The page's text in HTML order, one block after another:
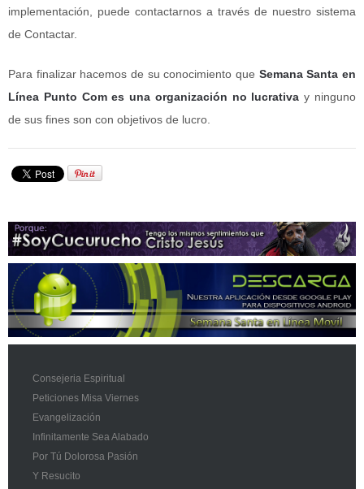
implementación, puede contactarnos a través de nuestro sistema
de Contactar.
Para finalizar hacemos de su conocimiento que Semana Santa en
Línea Punto Com es una organización no lucrativa y ninguno
de sus fines son con objetivos de lucro.
Consejeria Espiritual
Peticiones Misa Viernes
Evangelización
Infinitamente Sea Alabado
Por Tú Dolorosa Pasión
Y Resucito